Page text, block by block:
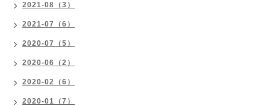
2021-08（3）
2021-07（6）
2020-07（5）
2020-06（2）
2020-02（6）
2020-01（7）